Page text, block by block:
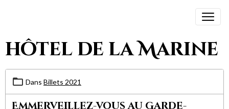
hôtel de la Marine
Dans Billets 2021
Emmerveillez-vous au Garde-